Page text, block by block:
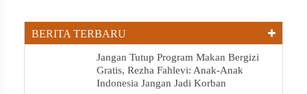
BERITA TERBARU
Jangan Tutup Program Makan Bergizi
Gratis, Rezha Fahlevi: Anak-Anak
Indonesia Jangan Jadi Korban